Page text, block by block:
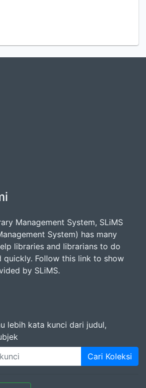
Management System, SLiMS
System) has many
libraries and librarians to do
quickly. Follow this link to show
by SLiMS.
lebih kata kunci dari judul,
Cari Koleksi